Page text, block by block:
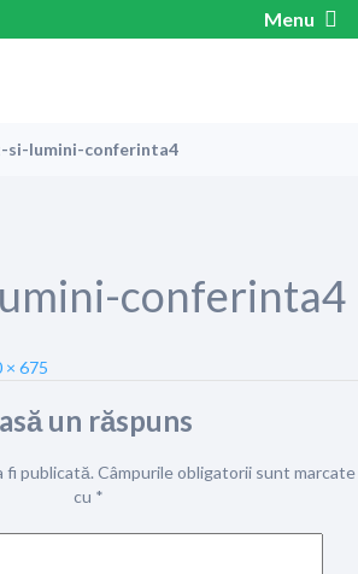
Menu
si-lumini-conferinta4
conferinta4
× 675
un răspuns
fi publicată. Câmpurile obligatorii sunt marcate
cu *